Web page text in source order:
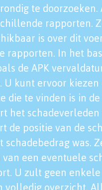
te
rapporten.
is over dit
rapporten. In het
de APK
U kunt ervoor
die te vinden is in
het
de positie van de
schadebedrag was.
een eventuele
U zult geen
volledig overzicht.